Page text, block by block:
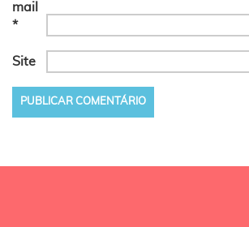
mail
*
Site